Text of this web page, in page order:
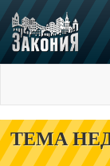
ТЕМА